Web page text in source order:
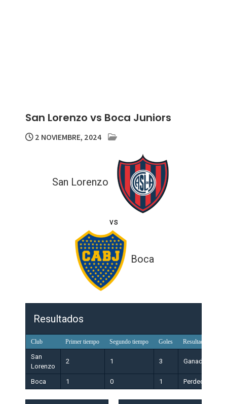
San Lorenzo vs Boca Juniors
2 NOVIEMBRE, 2024
San Lorenzo
vs
Boca
Resultados
Club Primer tiempo Segundo tiempo Goles Resultado
San
Lorenzo
2 1 3 Ganador
Boca 1 0 1 Perdedor